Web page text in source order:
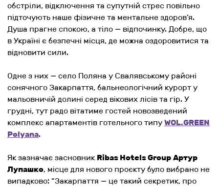
обстріли, відключення та супутній стрес повільно
підточують наше фізичне та ментальне здоров’я.
Душа прагне спокою, а тіло — відпочинку. Добре, що
в Україні є безпечні місця, де можна оздоровитися та
відновити сили.
Одне з них — село Поляна у Свалявському районі
сонячного Закарпаття, бальнеологічний курорт у
мальовничій долині серед вікових лісів та гір. У
грудні, тут радо вітатиме гостей новозведений
комплекс апартаментів готельного типу WOL.GREEN
Polyana.
Як зазначає засновник Ribas Hotels Group Артур
Лупашко, місце для нового проєкту було вибрано не
випадково: “Закарпаття — це такий секретик, про